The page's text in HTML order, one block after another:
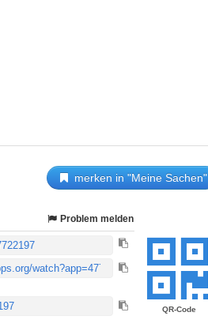
merken in "Meine Sachen"
QR-Code
Problem melden